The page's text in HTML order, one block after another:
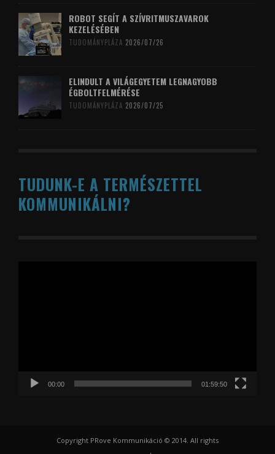
ROBOT SEGÍT A SZÍVRITMUSZAVAROK
KEZELÉSÉBEN
TUDOMÁNYPLÁZA 2026/07/26
ELINDULT A VILÁGEGYETEM LEGNAGYOBB
ÉGBOLTFELMÉRÉSE
TUDOMÁNYPLÁZA 2026/07/25
TUDUNK-E A TERMÉSZETTEL
KOMMUNIKÁLNI?
00:00 01:59:50
Copyright PRove Kommunikáció © 2014. All rights